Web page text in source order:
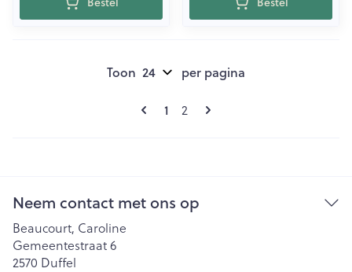
Pagina's
U lees momenteel pagina
1 Pagina
2
Toon per pagina
Neem contact met ons op
Beaucourt, Caroline
Gemeentestraat 6
2570 Duffel